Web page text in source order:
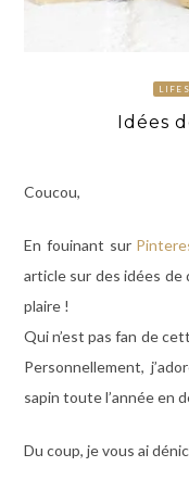
Idées
Coucou,
En fouinant sur
article sur des idées de
plaire !
Qui n’est pas fan de
Personnellement,
sapin toute l’année en
Du coup, je vous ai